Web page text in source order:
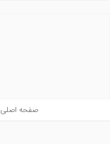
صفحه اصلی